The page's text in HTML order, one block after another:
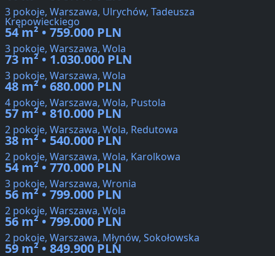
3 pokoje, Warszawa, Ulrychów, Tadeusza
Krępowieckiego
54 m² • 759.000 PLN
3 pokoje, Warszawa, Wola
73 m² • 1.030.000 PLN
3 pokoje, Warszawa, Wola
48 m² • 680.000 PLN
4 pokoje, Warszawa, Wola, Pustola
57 m² • 810.000 PLN
2 pokoje, Warszawa, Wola, Redutowa
38 m² • 540.000 PLN
2 pokoje, Warszawa, Wola, Karolkowa
54 m² • 770.000 PLN
3 pokoje, Warszawa, Wronia
56 m² • 799.000 PLN
2 pokoje, Warszawa, Wola
56 m² • 799.000 PLN
2 pokoje, Warszawa, Młynów, Sokołowska
59 m² • 849.900 PLN